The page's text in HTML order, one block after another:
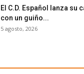
El C.D. Español lanza su
con un guiño...
5 agosto, 2026